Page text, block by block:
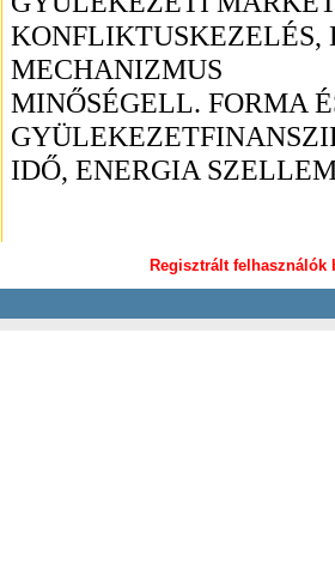
KONFLIKTUSKEZELÉS,
MECHANIZMUS
MINŐSÉGELL. FORMA
IDŐ, ENERGIA
Regisztrált